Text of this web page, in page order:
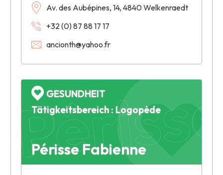
Av. des Aubépines, 14, 4840 Welkenraedt
+32 (0) 87 88 17 17
ancionth@yahoo.fr
Périsse Fabienne
GESUNDHEIT
Tätigkeitsbereich : Logopède